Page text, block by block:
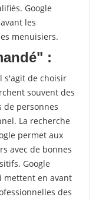
Google
les
menuisiers.
:
s'agit de choisir
souvent des
de personnes
La recherche
permet aux
avec de bonnes
Google
mettent en avant
des